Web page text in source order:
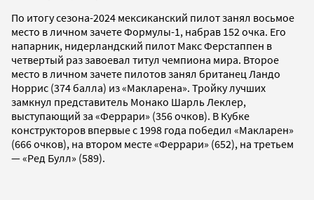
По итогу сезона-2024 мексиканский пилот занял восьмое
место в личном зачете Формулы-1, набрав 152 очка. Его
напарник, нидерландский пилот Макс Ферстаппен в
четвертый раз завоевал титул чемпиона мира. Второе
место в личном зачете пилотов занял британец Ландо
Норрис (374 балла) из «Макларена». Тройку лучших
замкнул представитель Монако Шарль Леклер,
выступающий за «Феррари» (356 очков). В Кубке
конструкторов впервые с 1998 года победил «Макларен»
(666 очков), на втором месте «Феррари» (652), на третьем
— «Ред Булл» (589).